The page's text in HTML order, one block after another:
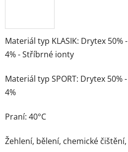
Materiál typ KLASIK: Drytex 50%
4% - Stříbrné ionty
Materiál typ SPORT: Drytex 50%
4%
Praní: 40°C
Žehlení, bělení, chemické čištění,